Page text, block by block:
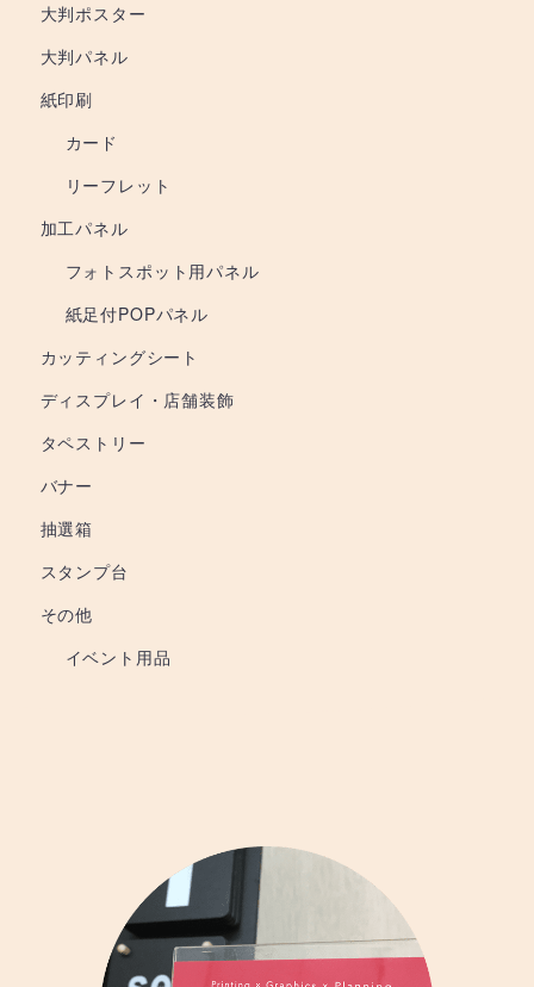
大判ポスター
大判パネル
紙印刷
カード
リーフレット
加工パネル
フォトスポット用パネル
紙足付POPパネル
カッティングシート
ディスプレイ・店舗装飾
タペストリー
バナー
抽選箱
スタンプ台
その他
イベント用品